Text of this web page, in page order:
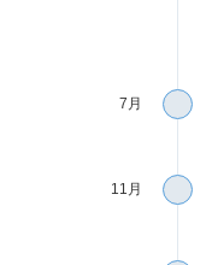
7月
11月